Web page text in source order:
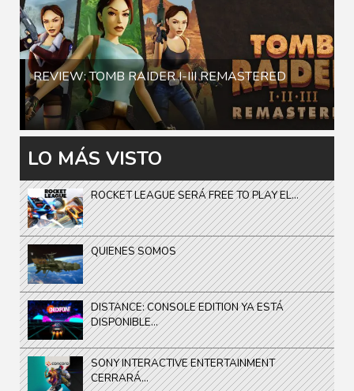
REVIEW: TOMB RAIDER I-III REMASTERED
LO MÁS VISTO
ROCKET LEAGUE SERÁ FREE TO PLAY EL...
QUIENES SOMOS
DISTANCE: CONSOLE EDITION YA ESTÁ
DISPONIBLE...
SONY INTERACTIVE ENTERTAINMENT
CERRARÁ...